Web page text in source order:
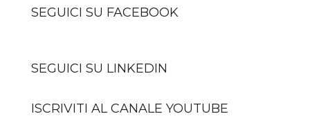
SEGUICI SU FACEBOOK
SEGUICI SU LINKEDIN
ISCRIVITI AL CANALE YOUTUBE